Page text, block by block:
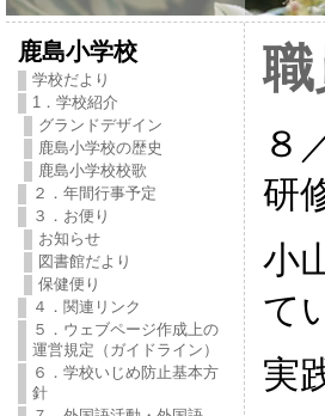
鹿島小学校
学校だより
1．学校紹介
グランドデザイン
鹿島小学校の歴史
鹿島小学校校歌
２．年間行事予定
３．お便り
お知らせ
図書館だより
保健便り
４．関連リンク
５．ウェブページ作成上の
運営規定（ガイドライン）
６．学校いじめ防止基本方
針
８
研
小
て
実